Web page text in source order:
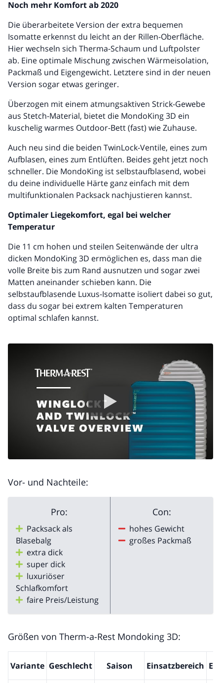
Noch mehr Komfort ab 2020
Die überarbeitete Version der extra bequemen
Isomatte erkennst du leicht an der Rillen-Oberfläche.
Hier wechseln sich Therma-Schaum und Luftpolster
ab. Eine optimale Mischung zwischen Wärmeisolation,
Packmaß und Eigengewicht. Letztere sind in der neuen
Version sogar etwas geringer.
Überzogen mit einem atmungsaktiven Strick-Gewebe
aus Stetch-Material, bietet die MondoKing 3D ein
kuschelig warmes Outdoor-Bett (fast) wie Zuhause.
Auch neu sind die beiden TwinLock-Ventile, eines zum
Aufblasen, eines zum Entlüften. Beides geht jetzt noch
schneller. Die MondoKing ist selbstaufblasend, wobei
du deine individuelle Härte ganz einfach mit dem
multifunktionalen Packsack nachjustieren kannst.
Optimaler Liegekomfort, egal bei welcher
Temperatur
Die 11 cm hohen und steilen Seitenwände der ultra
dicken MondoKing 3D ermöglichen es, dass man die
volle Breite bis zum Rand ausnutzen und sogar zwei
Matten aneinander schieben kann. Die
selbstaufblasende Luxus-Isomatte isoliert dabei so gut,
dass du sogar bei extrem kalten Temperaturen
optimal schlafen kannst.
Vor- und Nachteile:
Pro:
Packsack als
Blasebalg
extra dick
super dick
luxuriöser
Schlafkomfort
faire Preis/Leistung
Con:
hohes Gewicht
großes Packmaß
Größen von Therm-a-Rest Mondoking 3D:
Variante Geschlecht Saison Einsatzbereich